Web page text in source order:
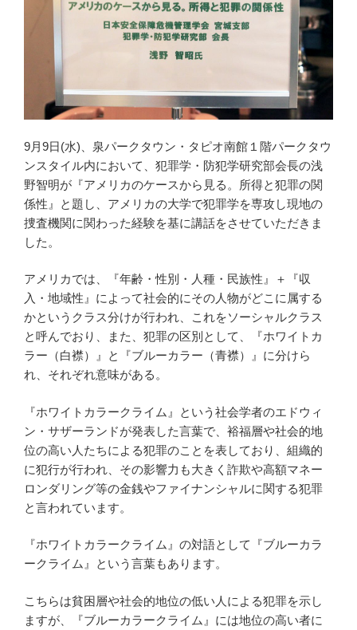
9月9日(水)、泉パークタウン・タピオ南館１階パークタウ
ンスタイル内において、犯罪学・防犯学研究部会長の浅
野智明が『アメリカのケースから見る。所得と犯罪の関
係性』と題し、アメリカの大学で犯罪学を専攻し現地の
捜査機関に関わった経験を基に講話をさせていただきま
した。
アメリカでは、『年齢・性別・人種・民族性』＋『収
入・地域性』によって社会的にその人物がどこに属する
かというクラス分けが行われ、これをソーシャルクラス
と呼んでおり、また、犯罪の区別として、『ホワイトカ
ラー（白襟）』と『ブルーカラー（青襟）』に分けら
れ、それぞれ意味がある。
『ホワイトカラークライム』という社会学者のエドウィ
ン・サザーランドが発表した言葉で、裕福層や社会的地
位の高い人たちによる犯罪のことを表しており、組織的
に犯行が行われ、その影響力も大きく詐欺や高額マネー
ロンダリング等の金銭やファイナンシャルに関する犯罪
と言われています。
『ホワイトカラークライム』の対語として『ブルーカラ
ークライム』という言葉もあります。
こちらは貧困層や社会的地位の低い人による犯罪を示し
ますが、『ブルーカラークライム』には地位の高い者に